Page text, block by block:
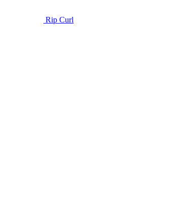
Rip Curl